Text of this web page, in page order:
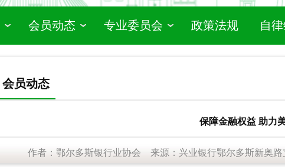
会员动态 专业委员会 政策法规 自
会员动态
保障金融权益 助力
作者：鄂尔多斯银行业协会 来源：兴业银行鄂尔多斯新奥